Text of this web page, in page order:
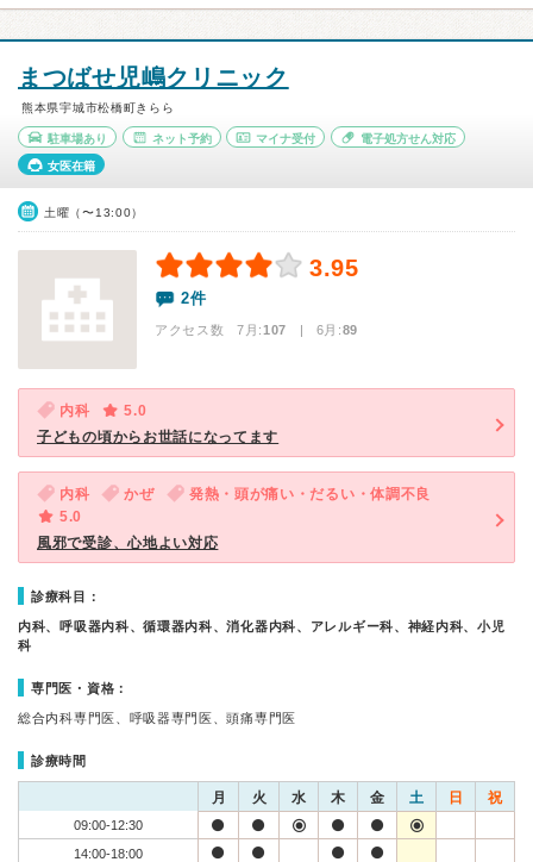
まつばせ児嶋クリニック
熊本県宇城市松橋町きらら
駐車場あり ネット予約 マイナ受付 電子処方せん対応
女医在籍
土曜（〜13:00）
3.95
2件
アクセス数 7月:107 | 6月:89
内科
5.0
子どもの頃からお世話になってます
内科 かぜ
発熱・頭が痛い・だるい・体調不良
5.0
風邪で受診、心地よい対応
診療科目：
内科、呼吸器内科、循環器内科、消化器内科、アレルギー科、神経内科、小児
科
専門医・資格：
総合内科専門医、呼吸器専門医、頭痛専門医
診療時間
月 火 水 木 金 土 日 祝
09:00-12:30
14:00-18:00